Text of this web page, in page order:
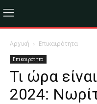
Αρχική Επικαιρότητα
Επικαιρότητα
Τι ώρα
2024: